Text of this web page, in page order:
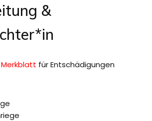
&
Merkblatt für Entschädigungen